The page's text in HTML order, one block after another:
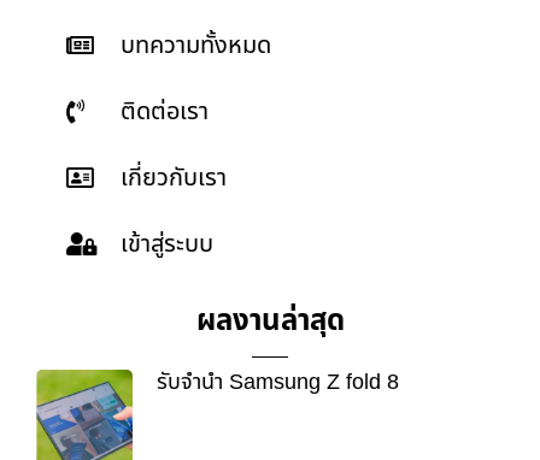
บทความทั้งหมด
ติดต่อเรา
เกี่ยวกับเรา
เข้าสู่ระบบ
ผลงานล่าสุด
รับจำนำ Samsung Z fold 8